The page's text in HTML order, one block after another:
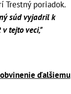
Trestný poriadok.
súd vyjadril k
tejto veci,"
ďalšiemu